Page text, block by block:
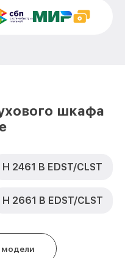
Miele от 900₽
шкафа
H 2461 B EDST/CLST
H 2661 B EDST/CLST
модели